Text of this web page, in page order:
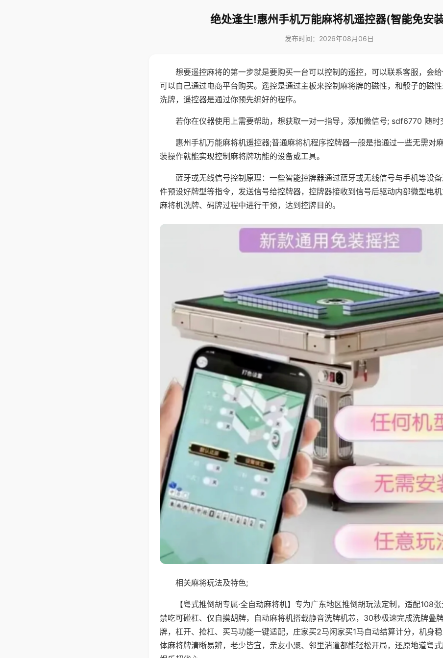
绝处逢生!惠州手机万能麻将机遥控器(智能免安
发布时间：2026年08月06日
想要遥控麻将的第一步就是要购买一台可以控制的遥控，可以联系客服，会
可以自己通过电商平台购买。遥控是通过主板来控制麻将牌的磁性，和骰子的磁
洗牌，遥控器是通过你预先编好的程序。
若你在仪器使用上需要帮助，想获取一对一指导，添加微信号; sdf6770 随时
惠州手机万能麻将机遥控器;普通麻将机程序控牌器一般是指通过一些无需对
装操作就能实现控制麻将牌功能的设备或工具。
蓝牙或无线信号控制原理：一些智能控牌器通过蓝牙或无线信号与手机等设
件预设好牌型等指令，发送信号给控牌器，控牌器接收到信号后驱动内部微型电
麻将机洗牌、码牌过程中进行干预，达到控牌目的。
相关麻将玩法及特色;
【粤式推倒胡专属·全自动麻将机】专为广东地区推倒胡玩法定制，适配108
禁吃可碰杠、仅自摸胡牌，自动麻将机搭载静音洗牌机芯，30秒极速完成洗牌叠
牌，杠开、抢杠、买马功能一键适配，庄家买2马闲家买1马自动结算计分，机身
体麻将牌清晰易辨，老少皆宜，亲友小聚、邻里消遣都能轻松开局，还原地道粤